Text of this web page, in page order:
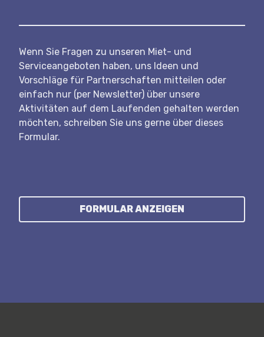
Wenn Sie Fragen zu unseren Miet- und
Serviceangeboten haben, uns Ideen und
Vorschläge für Partnerschaften mitteilen oder
einfach nur (per Newsletter) über unsere
Aktivitäten auf dem Laufenden gehalten werden
möchten, schreiben Sie uns gerne über dieses
Formular.
FORMULAR ANZEIGEN